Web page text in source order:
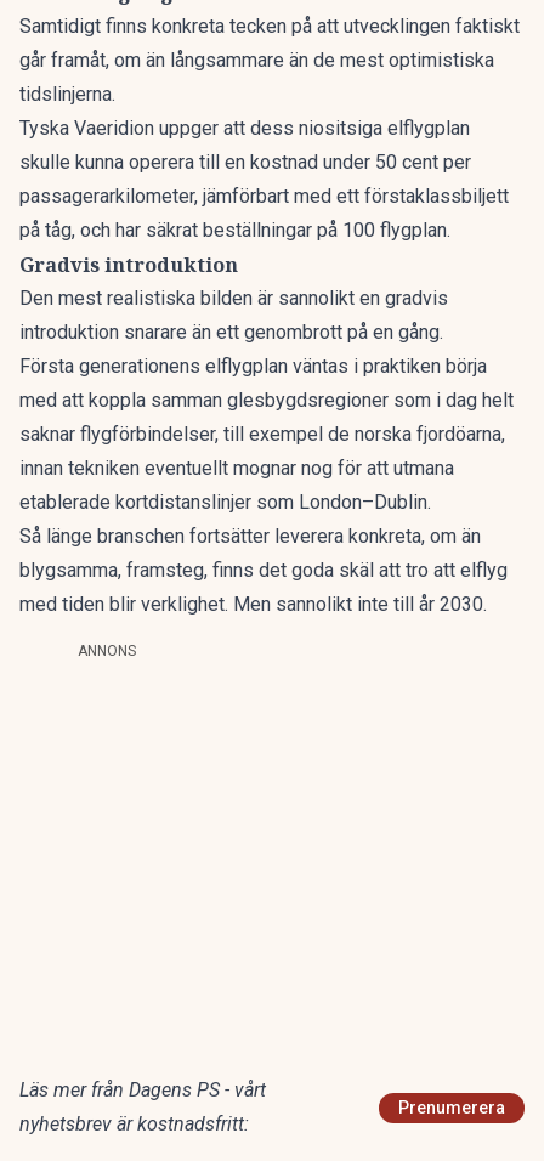
Samtidigt finns konkreta tecken på att utvecklingen faktiskt
går framåt, om än långsammare än de mest optimistiska
tidslinjerna.
Tyska Vaeridion uppger att dess niositsiga elflygplan
skulle kunna operera till en kostnad under 50 cent per
passagerarkilometer, jämförbart med ett förstaklassbiljett
på tåg, och har säkrat beställningar på 100 flygplan.
Gradvis introduktion
Den mest realistiska bilden är sannolikt en gradvis
introduktion snarare än ett genombrott på en gång.
Första generationens elflygplan väntas i praktiken börja
med att koppla samman glesbygdsregioner som i dag helt
saknar flygförbindelser, till exempel de norska fjordöarna,
innan tekniken eventuellt mognar nog för att utmana
etablerade kortdistanslinjer som London–Dublin.
Så länge branschen fortsätter leverera konkreta, om än
blygsamma, framsteg, finns det goda skäl att tro att elflyg
med tiden blir verklighet. Men sannolikt inte till år 2030.
ANNONS
Läs mer från Dagens PS - vårt
nyhetsbrev är kostnadsfritt:
Prenumerera